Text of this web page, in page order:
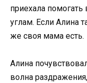
приехала
углам. Если Алина
же своя мама есть.
Алина
волна